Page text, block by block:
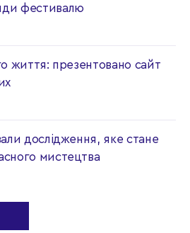
фестивалю
життя: презентовано сайт
дослідження, яке стане
мистецтва